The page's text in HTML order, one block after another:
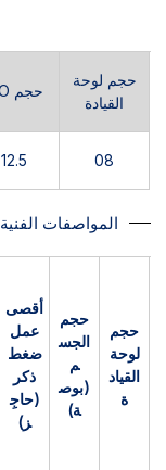
حجم لوحة
القيادة
حجم ISO
08
12.5
المواصفات الفنية
حجم
لوحة
القياد
ة
حجم
الجس
م
(بوص
ة)
أقصى
عمل
ضغط
ذكر
(حاجِ
ز)